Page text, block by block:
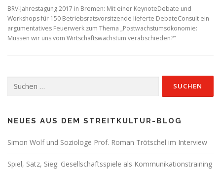
BRV-Jahrestagung 2017 in Bremen: Mit einer KeynoteDebate und
Workshops für 150 Betriebsratsvorsitzende lieferte DebateConsult ein
argumentatives Feuerwerk zum Thema „Postwachstumsökonomie:
Müssen wir uns vom Wirtschaftswachstum verabschieden?“
nach:
NEUES AUS DEM STREITKULTUR-BLOG
Simon Wolf und Soziologe Prof. Roman Trötschel im Interview
Spiel, Satz, Sieg: Gesellschaftsspiele als Kommunikationstraining